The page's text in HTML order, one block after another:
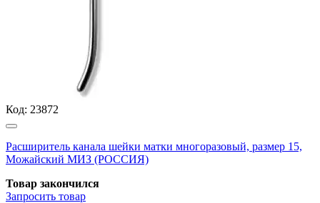
Код: 23872
Расширитель канала шейки матки многоразовый, размер 15,
Можайский МИЗ (РОССИЯ)
Товар закончился
Запросить товар